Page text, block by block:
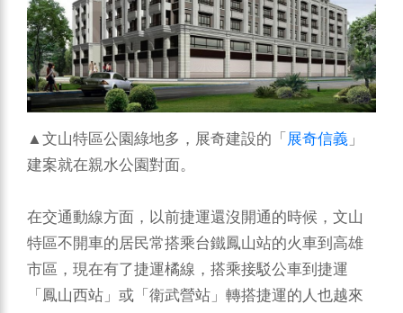
▲文山特區公園綠地多，展奇建設的「 展奇信義 」
建案就在親水公園對面。
在交通動線方面，以前捷運還沒開通的時候，文山
特區不開車的居民常搭乘台鐵鳳山站的火車到高雄
市區，現在有了捷運橘線，搭乘接駁公車到捷運
「鳳山西站」或「衛武營站」轉搭捷運的人也越來